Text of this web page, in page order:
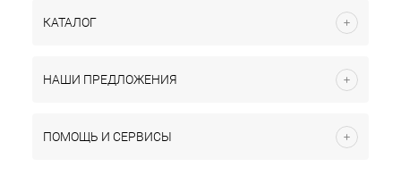
КАТАЛОГ
НАШИ ПРЕДЛОЖЕНИЯ
ПОМОЩЬ И СЕРВИСЫ